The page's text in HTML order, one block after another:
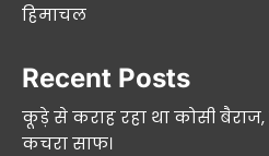
हिमाचल
Recent Posts
कूड़े से कराह रहा था कोसी बैराज,
कचरा साफ।